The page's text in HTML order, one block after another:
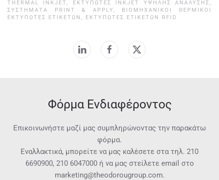
THERMAL INKJET, ΕΚΤΥΠΩΤΈΣ INKJET ΥΨΗΛΉΣ ΑΝΆΛΥΣΗΣ,
ΣΥΣΤΉΜΑΤΑ PRINT & APPLY,
ΒΙΟΜΗΧΑΝΙΚΟΊ ΘΕΡΜΙΚΟΊ
ΕΚΤΥΠΩΤΈΣ ΕΤΙΚΕΤΏΝ , ΕΚΤΥΠΩΤΈΣ ΕΤΙΚΕΤΏΝ RFID
Φόρμα Ενδιαφέροντος
Επικοινωνήστε μαζί μας συμπληρώνοντας την παρακάτω
φόρμα.
Εναλλακτικά, μπορείτε να μας καλέσετε στα τηλ. 210
6690900, 210 6047000ή να μας στείλετε email στο
marketing@theodorougroup.com.